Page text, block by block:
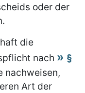
oder der
die
nach
§
nachweisen,
Art der